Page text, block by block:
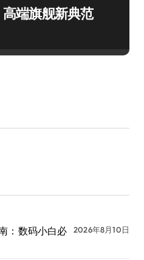
端旗舰新典范
：数码小白必
2026年8月10日